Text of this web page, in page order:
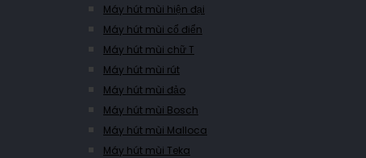
Máy hút mùi hiện đại
Máy hút mùi cổ điển
Máy hút mùi chữ T
Máy hút mùi rút
Máy hút mùi đảo
Máy hút mùi Bosch
Máy hút mùi Malloca
Máy hút mùi Teka